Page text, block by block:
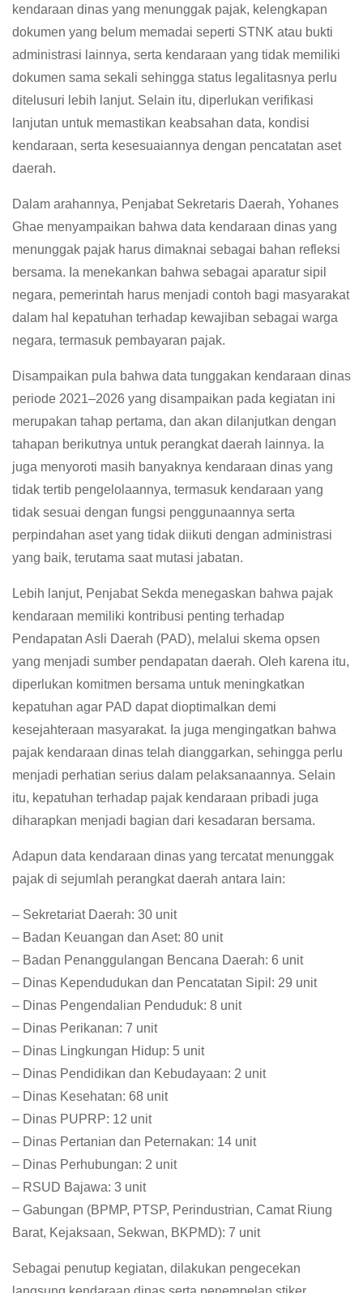
kendaraan dinas yang menunggak pajak, kelengkapan
dokumen yang belum memadai seperti STNK atau bukti
administrasi lainnya, serta kendaraan yang tidak memiliki
dokumen sama sekali sehingga status legalitasnya perlu
ditelusuri lebih lanjut. Selain itu, diperlukan verifikasi
lanjutan untuk memastikan keabsahan data, kondisi
kendaraan, serta kesesuaiannya dengan pencatatan aset
daerah.
Dalam arahannya, Penjabat Sekretaris Daerah, Yohanes
Ghae menyampaikan bahwa data kendaraan dinas yang
menunggak pajak harus dimaknai sebagai bahan refleksi
bersama. Ia menekankan bahwa sebagai aparatur sipil
negara, pemerintah harus menjadi contoh bagi masyarakat
dalam hal kepatuhan terhadap kewajiban sebagai warga
negara, termasuk pembayaran pajak.
Disampaikan pula bahwa data tunggakan kendaraan dinas
periode 2021–2026 yang disampaikan pada kegiatan ini
merupakan tahap pertama, dan akan dilanjutkan dengan
tahapan berikutnya untuk perangkat daerah lainnya. Ia
juga menyoroti masih banyaknya kendaraan dinas yang
tidak tertib pengelolaannya, termasuk kendaraan yang
tidak sesuai dengan fungsi penggunaannya serta
perpindahan aset yang tidak diikuti dengan administrasi
yang baik, terutama saat mutasi jabatan.
Lebih lanjut, Penjabat Sekda menegaskan bahwa pajak
kendaraan memiliki kontribusi penting terhadap
Pendapatan Asli Daerah (PAD), melalui skema opsen
yang menjadi sumber pendapatan daerah. Oleh karena itu,
diperlukan komitmen bersama untuk meningkatkan
kepatuhan agar PAD dapat dioptimalkan demi
kesejahteraan masyarakat. Ia juga mengingatkan bahwa
pajak kendaraan dinas telah dianggarkan, sehingga perlu
menjadi perhatian serius dalam pelaksanaannya. Selain
itu, kepatuhan terhadap pajak kendaraan pribadi juga
diharapkan menjadi bagian dari kesadaran bersama.
Adapun data kendaraan dinas yang tercatat menunggak
pajak di sejumlah perangkat daerah antara lain:
– Sekretariat Daerah: 30 unit
– Badan Keuangan dan Aset: 80 unit
– Badan Penanggulangan Bencana Daerah: 6 unit
– Dinas Kependudukan dan Pencatatan Sipil: 29 unit
– Dinas Pengendalian Penduduk: 8 unit
– Dinas Perikanan: 7 unit
– Dinas Lingkungan Hidup: 5 unit
– Dinas Pendidikan dan Kebudayaan: 2 unit
– Dinas Kesehatan: 68 unit
– Dinas PUPRP: 12 unit
– Dinas Pertanian dan Peternakan: 14 unit
– Dinas Perhubungan: 2 unit
– RSUD Bajawa: 3 unit
– Gabungan (BPMP, PTSP, Perindustrian, Camat Riung
Barat, Kejaksaan, Sekwan, BKPMD): 7 unit
Sebagai penutup kegiatan, dilakukan pengecekan